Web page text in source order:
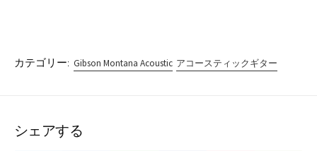
カテゴリー: Gibson Montana Acoustic アコースティックギター
シェアする